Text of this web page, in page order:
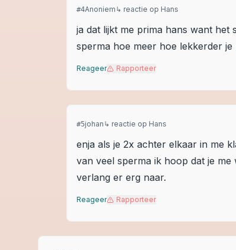
#4Anoniem ↳ reactie op Hans
ja dat lijkt me prima hans want
sperma hoe meer hoe lekkerder
Reageer Rapporteer
#5johan ↳ reactie op Hans
enja als je 2x achter elkaar in me
van veel sperma ik hoop dat je
verlang er erg naar.
Reageer Rapporteer